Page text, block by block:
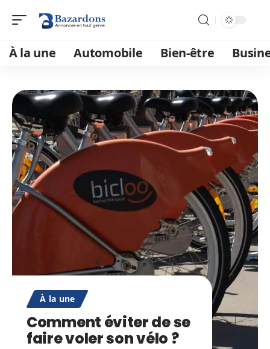
À la une Automobile Bien-être
À la une
Comment éviter de se
faire voler son vélo ?